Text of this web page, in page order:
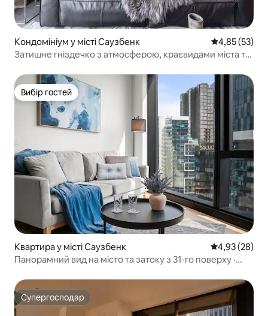
Кондомініум у місті Саузбенк Середня
4,85 (53)
Затишне гніздечко з атмосферою, краєвидами міста та
Вибір гостей
Вибір гостей
Квартира у місті Саузбенк Середня
4,93 (28)
Панорамний вид на місто та затоку з 31-го поверху ·
Супергосподар
Супергосподар